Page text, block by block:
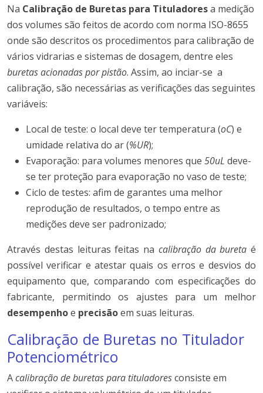
Na Calibração de Buretas para Tituladoresa medição
dos volumes são feitos de acordo com norma ISO-8655
onde são descritos os procedimentos para calibração de
vários vidrarias e sistemas de dosagem, dentre eles
buretas acionadas por pistão. Assim, ao inciar-se a
calibração, são necessárias as verificações das seguintes
variáveis:
Local de teste: o local deve ter temperatura (oC) e
umidade relativa do ar (%UR);
Evaporação: para volumes menores que 50uL deve-
se ter proteção para evaporação no vaso de teste;
Ciclo de testes: afim de garantes uma melhor
reprodução de resultados, o tempo entre as
medições deve ser padronizado;
Através destas leituras feitas na calibração da bureta é
possível verificar e atestar quais os erros e desvios do
equipamento que, comparando com especificações do
fabricante, permitindo os ajustes para um melhor
desempenhoe precisãoem suas leituras.
Calibração de Buretas no Titulador
Potenciométrico
Acalibração de buretas para tituladoresconsiste em